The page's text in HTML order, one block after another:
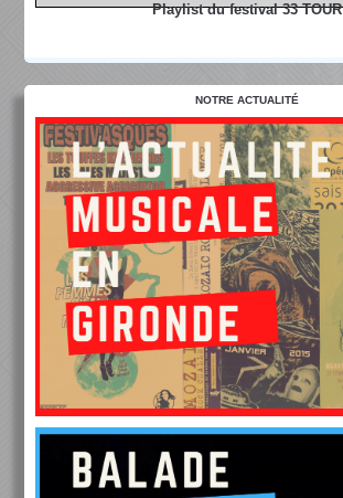
Playlist du festival 33 TOUR
NOTRE ACTUALITÉ